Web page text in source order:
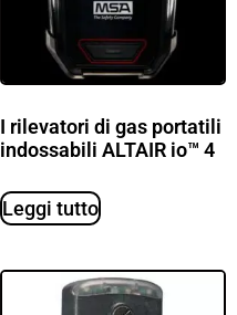
I rilevatori di gas portatili
indossabili ALTAIR io™ 4
Leggi tutto